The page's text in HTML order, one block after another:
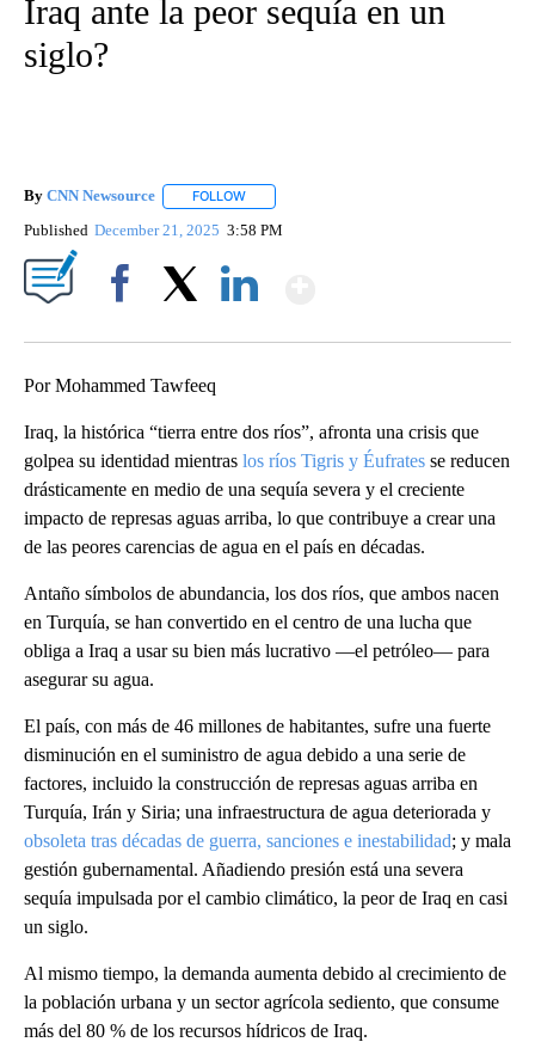
Iraq ante la peor sequía en un
siglo?
By CNN Newsource FOLLOW
Published December 21, 2025 3:58 PM
Por Mohammed Tawfeeq
Iraq, la histórica “tierra entre dos ríos”, afronta una crisis que
golpea su identidad mientras los ríos Tigris y Éufrates se reducen
drásticamente en medio de una sequía severa y el creciente
impacto de represas aguas arriba, lo que contribuye a crear una
de las peores carencias de agua en el país en décadas.
Antaño símbolos de abundancia, los dos ríos, que ambos nacen
en Turquía, se han convertido en el centro de una lucha que
obliga a Iraq a usar su bien más lucrativo —el petróleo— para
asegurar su agua.
El país, con más de 46 millones de habitantes, sufre una fuerte
disminución en el suministro de agua debido a una serie de
factores, incluido la construcción de represas aguas arriba en
Turquía, Irán y Siria; una infraestructura de agua deteriorada y
obsoleta tras décadas de guerra, sanciones e inestabilidad; y mala
gestión gubernamental. Añadiendo presión está una severa
sequía impulsada por el cambio climático, la peor de Iraq en casi
un siglo.
Al mismo tiempo, la demanda aumenta debido al crecimiento de
la población urbana y un sector agrícola sediento, que consume
más del 80 % de los recursos hídricos de Iraq.